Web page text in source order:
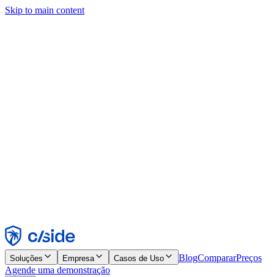
Skip to main content
Rejeitar
Soluções Empresa Casos de Uso BlogCompararPreços
Agende uma demonstração